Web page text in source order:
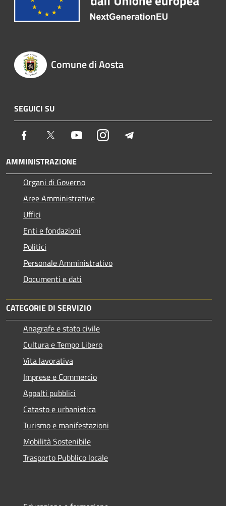
Comune di Aosta
SEGUICI SU
Facebook Twitter YoutubeInstagram
AMMINISTRAZIONE
Organi di Governo
Aree Amministrative
Uffici
Enti e fondazioni
Politici
Personale Amministrativo
Documenti e dati
CATEGORIE DI SERVIZIO
Anagrafe e stato civile
Cultura e Tempo Libero
Vita lavorativa
Imprese e Commercio
Appalti pubblici
Catasto e urbanistica
Turismo e manifestazioni
Mobilità Sostenibile
Trasporto Pubblico locale